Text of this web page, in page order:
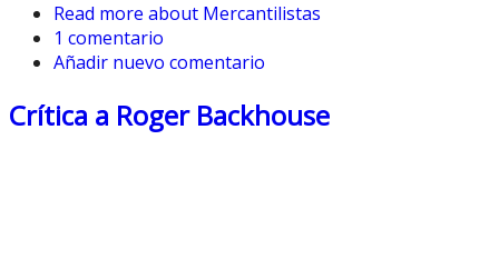
Read more about Mercantilistas
1 comentario
Añadir nuevo comentario
Crítica a Roger Backhouse